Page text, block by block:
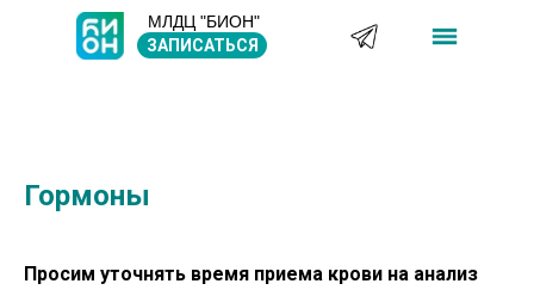
МЛДЦ "БИОН"
ЗАПИСАТЬСЯ
Гормоны
Просим уточнять время приема крови на анализ